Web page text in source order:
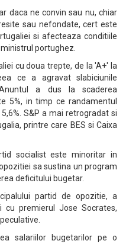
daca ne convin sau nu, chiar
sau nefondate, cert este
si afecteaza conditiile
portughez.
cu doua trepte, de la 'A+' la
ce a agravat slabiciunile
a dus la scaderea
5%, in timp ce randamentul
S&P a mai retrogradat si
printre care BES si Caixa
socialist este minoritar in
sa sustina un program
deficitului bugetar.
partid de opozitie, a
premierul Jose Socrates,
salariilor bugetarilor pe o